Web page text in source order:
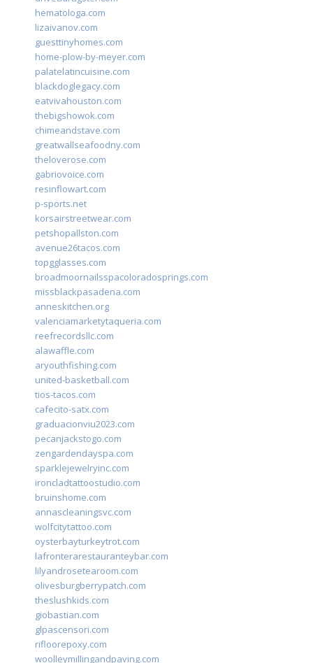
hematologa.com
lizaivanov.com
guesttinyhomes.com
home-plow-by-meyer.com
palatelatincuisine.com
blackdoglegacy.com
eatvivahouston.com
thebigshowok.com
chimeandstave.com
greatwallseafoodny.com
theloverose.com
gabriovoice.com
resinflowart.com
p-sports.net
korsairstreetwear.com
petshopallston.com
avenue26tacos.com
topgglasses.com
broadmoornailsspacoloradosprings.com
missblackpasadena.com
anneskitchen.org
valenciamarketytaqueria.com
reefrecordsllc.com
alawaffle.com
aryouthfishing.com
united-basketball.com
tios-tacos.com
cafecito-satx.com
graduacionviu2023.com
pecanjackstogo.com
zengardendayspa.com
sparklejewelryinc.com
ironcladtattoostudio.com
bruinshome.com
annascleaningsvc.com
wolfcitytattoo.com
oysterbayturkeytrot.com
lafronterarestauranteybar.com
lilyandrosetearoom.com
olivesburgberrypatch.com
theslushkids.com
giobastian.com
glpascensori.com
rifloorepoxy.com
woolleymillingandpaving.com